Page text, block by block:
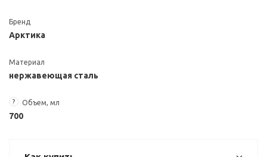
Бренд
Арктика
Материал
нержавеющая сталь
? Объем, мл
700